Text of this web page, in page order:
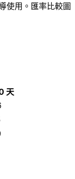
使用。匯率比較圖
天